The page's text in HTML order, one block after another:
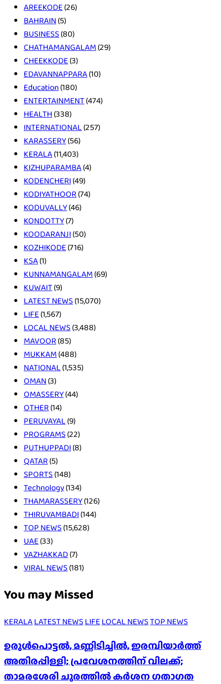
AREEKODE (26)
BAHRAIN (5)
BUSINESS (80)
CHATHAMANGALAM (29)
CHEEKKODE (3)
EDAVANNAPPARA(10)
Education(180)
ENTERTAINMENT(474)
HEALTH (338)
INTERNATIONAL (257)
KARASSERY(56)
KERALA(11,403)
KIZHUPARAMBA(4)
KODENCHERI (49)
KODIYATHOOR(74)
KODUVALLY(46)
KONDOTTY(7)
KOODARANJI (50)
KOZHIKODE (716)
KSA(1)
KUNNAMANGALAM (69)
KUWAIT(9)
LATEST NEWS (15,070)
LIFE (1,567)
LOCAL NEWS (3,488)
MAVOOR(85)
MUKKAM (488)
NATIONAL (1,535)
OMAN (3)
OMASSERY(44)
OTHER(14)
PERUVAYAL (9)
PROGRAMS (22)
PUTHUPPADI (8)
QATAR(5)
SPORTS (148)
Technology(134)
THAMARASSERY(126)
THIRUVAMBADI (144)
TOP NEWS (15,628)
UAE (33)
VAZHAKKAD(7)
VIRAL NEWS (181)
You may Missed
KERALALATEST NEWSLIFELOCAL NEWSTOP NEWS
ഉരുൾപൊട്ടൽ, മണ്ണിടിച്ചിൽ, ഇരമ്പിയാര്‍ത്ത്
അതിരപ്പിള്ളി; പ്രവേശനത്തിന് വിലക്ക്;
താമരശേരി ചുരത്തില്‍ കര്‍ശന ഗതാഗത